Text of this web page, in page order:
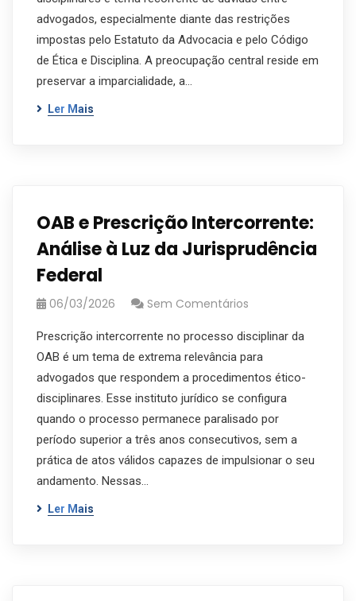
advogados, especialmente diante das restrições
impostas pelo Estatuto da Advocacia e pelo Código
de Ética e Disciplina. A preocupação central reside em
preservar a imparcialidade, a…
Ler Mais
OAB e Prescrição Intercorrente:
Análise à Luz da Jurisprudência
Federal
06/03/2026 Sem Comentários
Prescrição intercorrente no processo disciplinar da
OAB é um tema de extrema relevância para
advogados que respondem a procedimentos ético-
disciplinares. Esse instituto jurídico se configura
quando o processo permanece paralisado por
período superior a três anos consecutivos, sem a
prática de atos válidos capazes de impulsionar o seu
andamento. Nessas…
Ler Mais